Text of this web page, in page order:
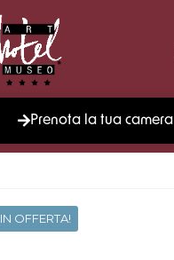
Prenota la tua camera
IN OFFERTA!